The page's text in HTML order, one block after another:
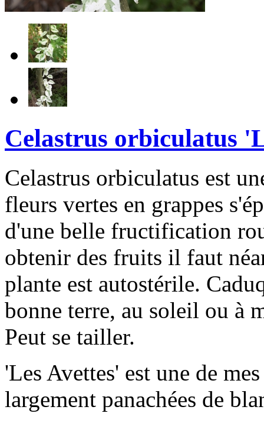
Celastrus orbiculatus
Celastrus orbiculatus est
fleurs vertes en grappes
d'une belle fructification
obtenir des fruits il faut
plante est autostérile.
bonne terre, au soleil ou à
Peut se tailler.
'Les Avettes' est une de
largement panachées de